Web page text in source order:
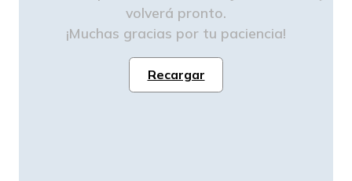
volverá pronto.
¡Muchas gracias por tu paciencia!
Recargar